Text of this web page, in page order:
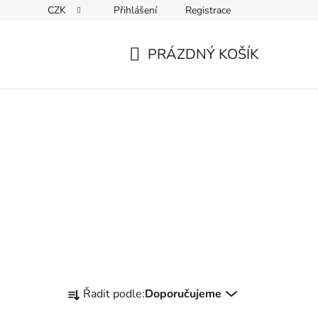
ochrany osobních údajů
CZK Přihlášení Registrace
PRÁZDNÝ KOŠÍK
a Řadit podle:Doporučujeme